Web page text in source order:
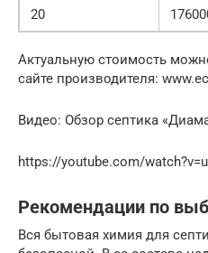
20
Актуальную стоимость
сайте производителя:
Видео: Обзор септика
https://youtube.com/
Рекомендации по
Вся бытовая химия для